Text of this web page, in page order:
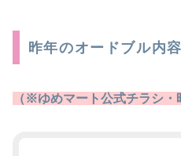
昨年のオードブル内
（※ゆめマート公式チラシ・